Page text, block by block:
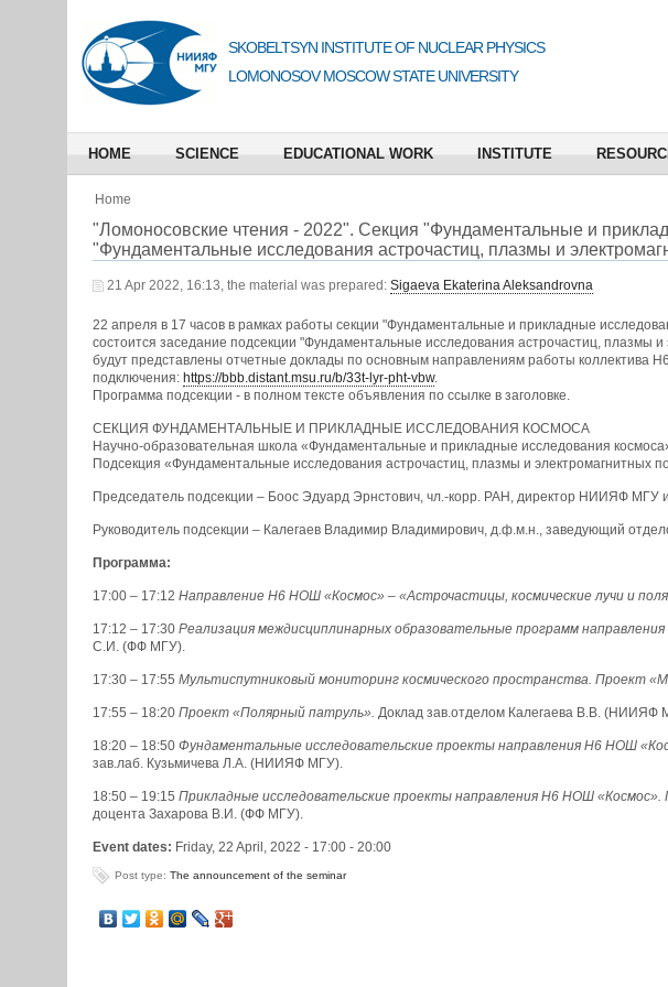
SKOBELTSYN INSTITUTE OF NUCLEAR PHYSICS
LOMONOSOV MOSCOW STATE UNIVERSITY
HOME SCIENCE EDUCATIONAL WORK INSTITUTE
Home
"Ломоносовские чтения - 2022". Секция "Фундаментальные и
"Фундаментальные исследования астрочастиц, плазмы и
21 Apr 2022, 16:13, the material was prepared: Sigaeva Ekaterina Aleksandrovna
22 апреля в 17 часов в рамках работы секции "Фундаментальные и прикладные
состоится заседание подсекции "Фундаментальные исследования астрочастиц, плазмы
будут представлены отчетные доклады по основным направлениям работы коллектива
подключения: https://bbb.distant.msu.ru/b/33t-lyr-pht-vbw.
Программа подсекции - в полном тексте объявления по ссылке в заголовке.
СЕКЦИЯ ФУНДАМЕНТАЛЬНЫЕ И ПРИКЛАДНЫЕ ИССЛЕДОВАНИЯ КОСМОСА
Научно-образовательная школа «Фундаментальные и прикладные исследования
Подсекция «Фундаментальные исследования астрочастиц, плазмы и электромагнитных
Председатель подсекции – Боос Эдуард Эрнстович, чл.-корр. РАН, директор НИИЯФ МГУ
Руководитель подсекции – Калегаев Владимир Владимирович, д.ф.м.н., заведующий
Программа:
17:00 – 17:12 Направление Н6 НОШ «Космос» – «Астрочастицы, космические лучи и
17:12 – 17:30 Реализация междисциплинарных образовательные программ
С.И. (ФФ МГУ).
17:30 – 17:55 Мультиспутниковый мониторинг космического пространства. Проект
17:55 – 18:20 Проект «Полярный патруль». Доклад зав.отделом Калегаева В.В. (НИИЯФ
18:20 – 18:50 Фундаментальные исследовательские проекты направления Н6 НОШ
зав.лаб. Кузьмичева Л.А. (НИИЯФ МГУ).
18:50 – 19:15 Прикладные исследовательские проекты направления Н6 НОШ
доцента Захарова В.И. (ФФ МГУ).
Event dates: Friday, 22 April, 2022 - 17:00- 20:00
Post type: The announcement of the seminar